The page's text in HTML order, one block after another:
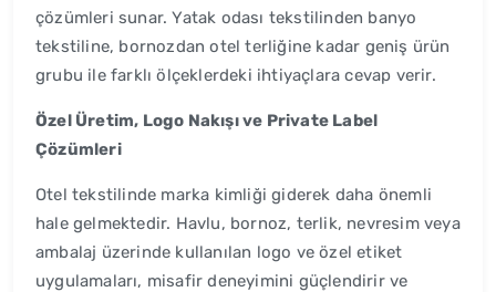
çözümleri sunar. Yatak odası tekstilinden banyo
tekstiline, bornozdan otel terliğine kadar geniş ürün
grubu ile farklı ölçeklerdeki ihtiyaçlara cevap verir.
Özel Üretim, Logo Nakışı ve Private Label
Çözümleri
Otel tekstilinde marka kimliği giderek daha önemli
hale gelmektedir. Havlu, bornoz, terlik, nevresim veya
ambalaj üzerinde kullanılan logo ve özel etiket
uygulamaları, misafir deneyimini güçlendirir ve